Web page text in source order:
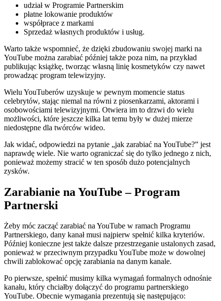
udział w Programie Partnerskim
płatne lokowanie produktów
współprace z markami
Sprzedaż własnych produktów i usług.
Warto także wspomnieć, że dzięki zbudowaniu swojej marki na
YouTube można zarabiać później także poza nim, na przykład
publikując książkę, tworząc własną linię kosmetyków czy nawet
prowadząc program telewizyjny.
Wielu YouTuberów uzyskuje w pewnym momencie status
celebrytów, stając niemal na równi z piosenkarzami, aktorami i
osobowościami telewizyjnymi. Otwiera im to drzwi do wielu
możliwości, które jeszcze kilka lat temu były w dużej mierze
niedostępne dla twórców wideo.
Jak widać, odpowiedzi na pytanie „jak zarabiać na YouTube?” jest
naprawdę wiele. Nie warto ograniczać się do tylko jednego z nich,
ponieważ możemy stracić w ten sposób dużo potencjalnych
zysków.
Zarabianie na YouTube – Program
Partnerski
Żeby móc zacząć zarabiać na YouTube w ramach Programu
Partnerskiego, dany kanał musi najpierw spełnić kilka kryteriów.
Później konieczne jest także dalsze przestrzeganie ustalonych zasad,
ponieważ w przeciwnym przypadku YouTube może w dowolnej
chwili zablokować opcję zarabiania na danym kanale.
Po pierwsze, spełnić musimy kilka wymagań formalnych odnośnie
kanału, który chciałby dołączyć do programu partnerskiego
YouTube. Obecnie wymagania prezentują się następująco: